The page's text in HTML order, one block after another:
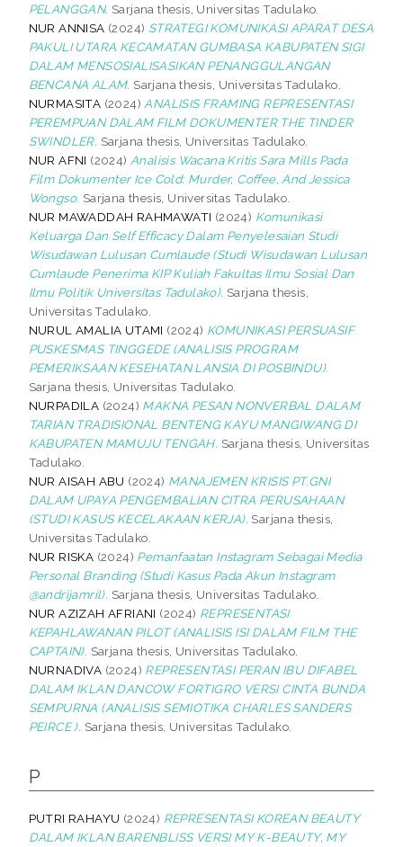
PELANGGAN. Sarjana thesis, Universitas Tadulako.
NUR ANNISA (2024) STRATEGI KOMUNIKASI APARAT DESA
PAKULI UTARA KECAMATAN GUMBASA KABUPATEN SIGI
DALAM MENSOSIALISASIKAN PENANGGULANGAN
BENCANA ALAM. Sarjana thesis, Universitas Tadulako.
NURMASITA (2024) ANALISIS FRAMING REPRESENTASI
PEREMPUAN DALAM FILM DOKUMENTER THE TINDER
SWINDLER. Sarjana thesis, Universitas Tadulako.
NUR AFNI (2024) Analisis Wacana Kritis Sara Mills Pada
Film Dokumenter Ice Cold: Murder, Coffee, And Jessica
Wongso. Sarjana thesis, Universitas Tadulako.
NUR MAWADDAH RAHMAWATI (2024) Komunikasi
Keluarga Dan Self Efficacy Dalam Penyelesaian Studi
Wisudawan Lulusan Cumlaude (Studi Wisudawan Lulusan
Cumlaude Penerima KIP Kuliah Fakultas Ilmu Sosial Dan
Ilmu Politik Universitas Tadulako). Sarjana thesis,
Universitas Tadulako.
NURUL AMALIA UTAMI (2024) KOMUNIKASI PERSUASIF
PUSKESMAS TINGGEDE (ANALISIS PROGRAM
PEMERIKSAAN KESEHATAN LANSIA DI POSBINDU).
Sarjana thesis, Universitas Tadulako.
NURPADILA (2024) MAKNA PESAN NONVERBAL DALAM
TARIAN TRADISIONAL BENTENG KAYU MANGIWANG DI
KABUPATEN MAMUJU TENGAH. Sarjana thesis, Universitas
Tadulako.
NUR AISAH ABU (2024) MANAJEMEN KRISIS PT.GNI
DALAM UPAYA PENGEMBALIAN CITRA PERUSAHAAN
(STUDI KASUS KECELAKAAN KERJA). Sarjana thesis,
Universitas Tadulako.
NUR RISKA (2024) Pemanfaatan Instagram Sebagai Media
Personal Branding (Studi Kasus Pada Akun Instagram
@andrijamril). Sarjana thesis, Universitas Tadulako.
NUR AZIZAH AFRIANI (2024) REPRESENTASI
KEPAHLAWANAN PILOT (ANALISIS ISI DALAM FILM THE
CAPTAIN). Sarjana thesis, Universitas Tadulako.
NURNADIVA (2024) REPRESENTASI PERAN IBU DIFABEL
DALAM IKLAN DANCOW FORTIGRO VERSI CINTA BUNDA
SEMPURNA (ANALISIS SEMIOTIKA CHARLES SANDERS
PEIRCE ). Sarjana thesis, Universitas Tadulako.
P
PUTRI RAHAYU (2024) REPRESENTASI KOREAN BEAUTY
DALAM IKLAN BARENBLISS VERSI MY K-BEAUTY, MY